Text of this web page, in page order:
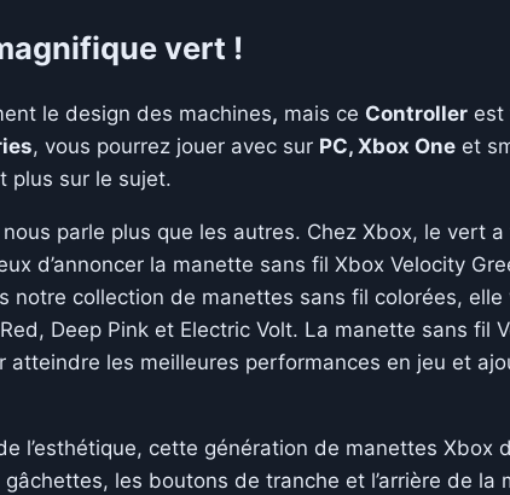
vert !
le design des machines, mais ce Controller est
, vous pourrez jouer avec sur PC, Xbox One et
plus sur le sujet.
parle plus que les autres. Chez Xbox, le vert
d’annoncer la manette sans fil Xbox Velocity
notre collection de manettes sans fil colorées,
Deep Pink et Electric Volt. La manette sans fil
les meilleures performances en jeu et
l’esthétique, cette génération de manettes Xbox
les boutons de tranche et l’arrière de la